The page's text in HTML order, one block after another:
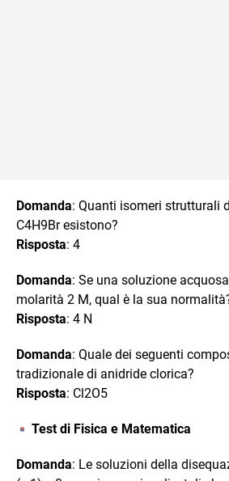
Domanda: Quanti isomeri strutturali
C4H9Br esistono?
Risposta: 4
Domanda: Se una soluzione
molarità 2 M, qual è la sua
Risposta: 4 N
Domanda: Quale dei seguenti
tradizionale di anidride clorica?
Risposta: Cl2O5
Test di Fisica e Matematica
Domanda: Le soluzioni della